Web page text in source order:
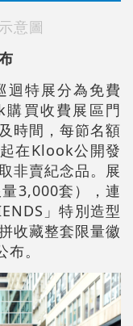
意圖
迴特展分為免費
買收費展區門
時間，每節名額
在Klook公開發
非賣紀念品。展
3,000套），連
」特別造型
收藏整套限量徽
。